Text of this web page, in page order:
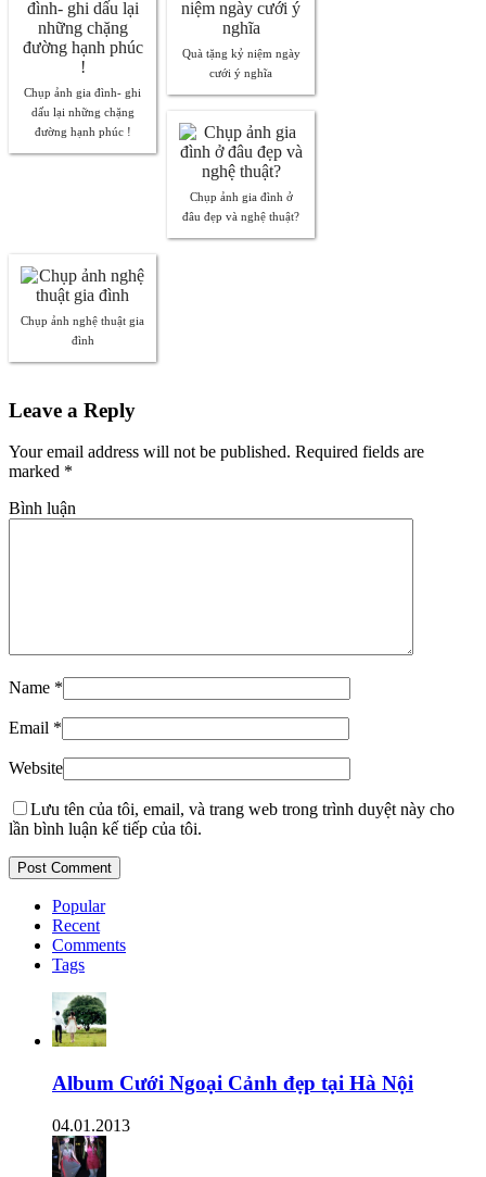
Chụp ảnh gia đình- ghi
dấu lại những chặng
đường hạnh phúc !
Quà tặng kỷ niệm ngày
cưới ý nghĩa
Chụp ảnh gia đình ở
đâu đẹp và nghệ thuật?
Chụp ảnh nghệ thuật gia
đình
Leave a Reply
Your email address will not be published. Required fields are
marked *
Bình luận
Name *
Email *
Website
Lưu tên của tôi, email, và trang web trong trình duyệt này cho
lần bình luận kế tiếp của tôi.
Popular
Recent
Comments
Tags
Album Cưới Ngoại Cảnh đẹp tại Hà Nội
04.01.2013